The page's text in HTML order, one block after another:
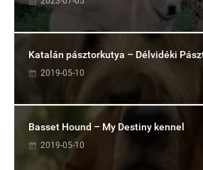
Katalán pásztorkutya – Délvidéki
2019-05-10
Basset Hound – My Destiny kennel
2019-05-10